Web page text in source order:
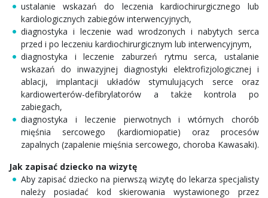
ustalanie wskazań do leczenia kardiochirurgicznego lub
kardiologicznych zabiegów interwencyjnych,
diagnostyka i leczenie wad wrodzonych i nabytych serca
przed i po leczeniu kardiochirurgicznym lub interwencyjnym,
diagnostyka i leczenie zaburzeń rytmu serca, ustalanie
wskazań do inwazyjnej diagnostyki elektrofizjologicznej i
ablacji, implantacji układów stymulujących serce oraz
kardiowerterów-defibrylatorów a także kontrola po
zabiegach,
diagnostyka i leczenie pierwotnych i wtórnych chorób
mięśnia sercowego (kardiomiopatie) oraz procesów
zapalnych (zapalenie mięśnia sercowego, choroba Kawasaki).
Jak zapisać dziecko na wizytę
Aby zapisać dziecko na pierwszą wizytę do lekarza specjalisty
należy posiadać kod skierowania wystawionego przez